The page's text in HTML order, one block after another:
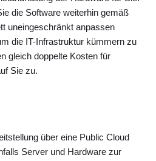
die Software weiterhin gemäß
uneingeschränkt anpassen
die IT-Infrastruktur kümmern zu
gleich doppelte Kosten für
Sie zu.
über eine Public Cloud
Server und Hardware zur